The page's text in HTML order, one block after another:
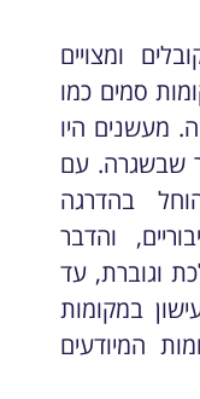
ומצויים
סמים כמו
מעשנים היו
שבשגרה. עם
בהדרגה
והדבר
וגוברת, עד
במקומות
המיודעים